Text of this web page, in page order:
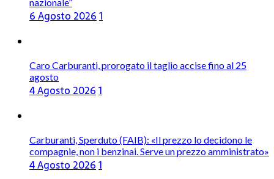
6 Agosto 20261
Caro Carburanti, prorogato il taglio accise fino al 25
agosto
4 Agosto 20261
Carburanti, Sperduto (FAIB): «Il prezzo lo decidono le
compagnie, non i benzinai. Serve un prezzo amministrato»
4 Agosto 20261